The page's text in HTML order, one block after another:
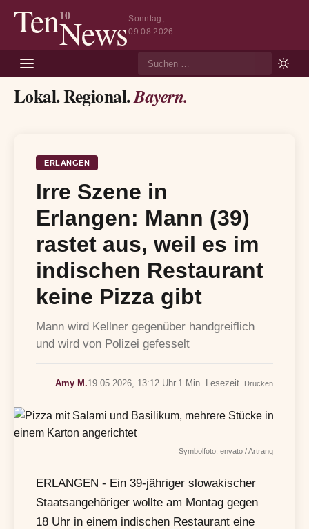
Ten10
NewsSonntag,
09.08.2026
Lokal. Regional.Bayern.
ERLANGEN
Irre Szene in
Erlangen: Mann (39)
rastet aus, weil es im
indischen Restaurant
keine Pizza gibt
Mann wird Kellner gegenüber handgreiflich
und wird von Polizei gefesselt
Amy M.19.05.2026, 13:12 Uhr 1 Min. Lesezeit Drucken
Symbolfoto: envato / Artranq
ERLANGEN - Ein 39-jähriger slowakischer
Staatsangehöriger wollte am Montag gegen
18 Uhr in einem indischen Restaurant eine